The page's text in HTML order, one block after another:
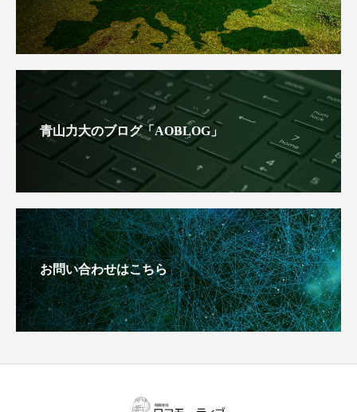
青山力大のブログ「AOBLOG」
お問い合わせはこちら